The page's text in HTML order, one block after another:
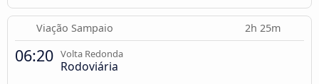
Viação Sampaio 2h 25m
06:20 Volta Redonda
Rodoviária